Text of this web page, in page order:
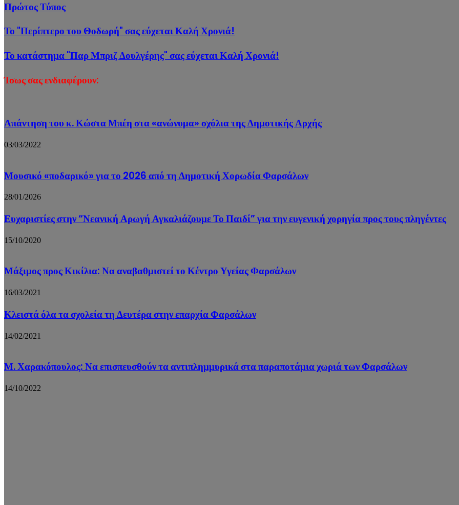
Πρώτος Τύπος
Το "Περίπτερο του Θοδωρή" σας εύχεται Καλή Χρονιά!
Το κατάστημα "Παρ Μπριζ Δουλγέρης" σας εύχεται Καλή Χρονιά!
Ίσως σας ενδιαφέρουν:
Απάντηση του κ. Κώστα Μπέη στα «ανώνυμα» σχόλια της Δημοτικής Αρχής
03/03/2022
Μουσικό «ποδαρικό» για το 2026 από τη Δημοτική Χορωδία Φαρσάλων
28/01/2026
Ευχαριστίες στην “Νεανική Αρωγή Αγκαλιάζουμε Το Παιδί” για την ευγενική χορηγία προς τους πληγέντες
15/10/2020
Μάξιμος προς Κικίλια: Να αναβαθμιστεί το Κέντρο Υγείας Φαρσάλων
16/03/2021
Κλειστά όλα τα σχολεία τη Δευτέρα στην επαρχία Φαρσάλων
14/02/2021
Μ. Χαρακόπουλος: Να επισπευσθούν τα αντιπλημμυρικά στα παραποτάμια χωριά των Φαρσάλων
14/10/2022